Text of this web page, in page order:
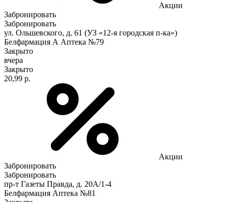
Акции
Забронировать
Забронировать
ул. Ольшевского, д. 61 (УЗ «12-я городская п-ка»)
Белфармация А Аптека №79
Закрыто
вчера
Закрыто
20,99 р.
Акции
Забронировать
Забронировать
пр-т Газеты Правда, д. 20A/1-4
Белфармация Аптека №81